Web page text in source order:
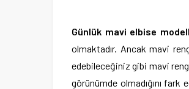
Günlük mavi elbise
olmaktadır. Ancak mavi
edebileceğiniz gibi mavi
görünümde olmadığını